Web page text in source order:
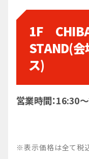
1F
STAND(
ス)
営業時間：16:30
※表示価格は全て税